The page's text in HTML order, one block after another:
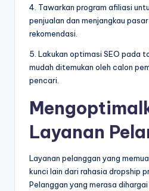
4. Tawarkan program afiliasi
penjualan dan menjangkau
rekomendasi.
5. Lakukan optimasi SEO pada
mudah ditemukan oleh calon
pencari.
Layanan
Layanan pelanggan yang
kunci lain dari rahasia dropship
Pelanggan yang merasa